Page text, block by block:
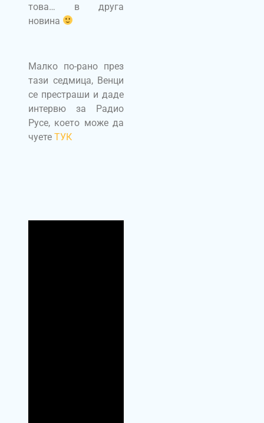
това… в друга
новина
Малко по-рано през
тази седмица, Венци
се престраши и даде
интервю за Радио
Русе, което може да
чуете ТУК